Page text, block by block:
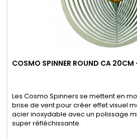
COSMO SPINNER ROUND CA 20CM
Les Cosmo Spinners se mettent en
brise de vent pour créer effet visuel
acier inoxydable avec un polissage
super réfléchissante.